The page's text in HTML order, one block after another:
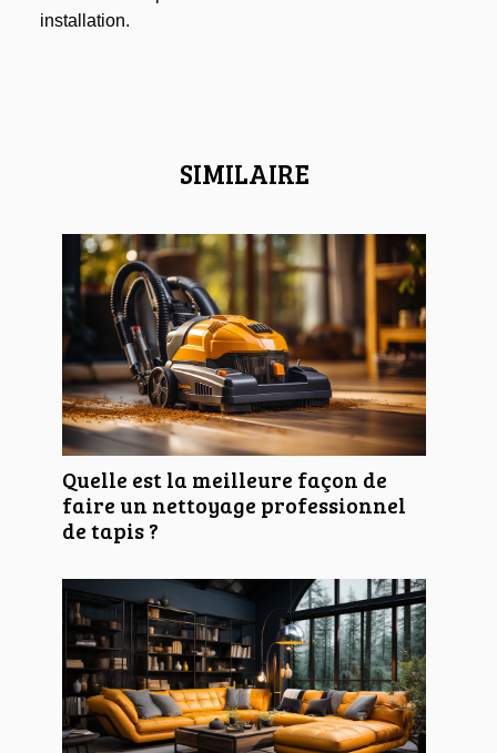
installation.
SIMILAIRE
Quelle est la meilleure façon de
faire un nettoyage professionnel
de tapis ?